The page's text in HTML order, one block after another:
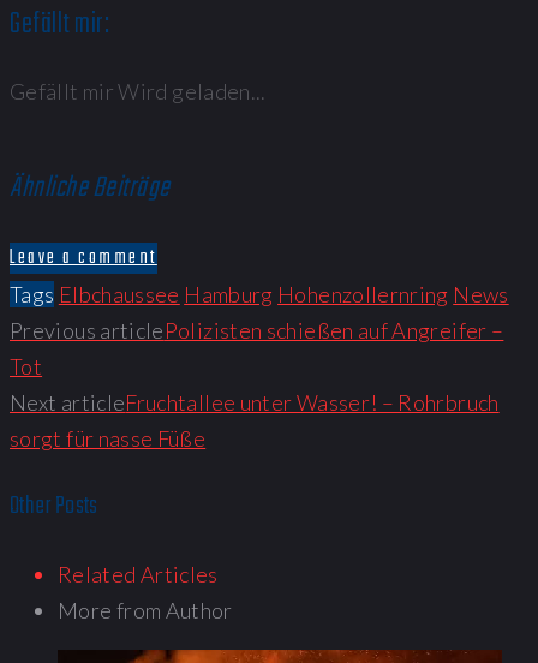
Gefällt mir:
Gefällt mirWird geladen...
Ähnliche Beiträge
Leave a comment
Tags Elbchaussee Hamburg Hohenzollernring News
Previous articlePolizisten schießen auf Angreifer –
Tot
Next articleFruchtallee unter Wasser! – Rohrbruch
sorgt für nasse Füße
Other Posts
Related Articles
More from Author